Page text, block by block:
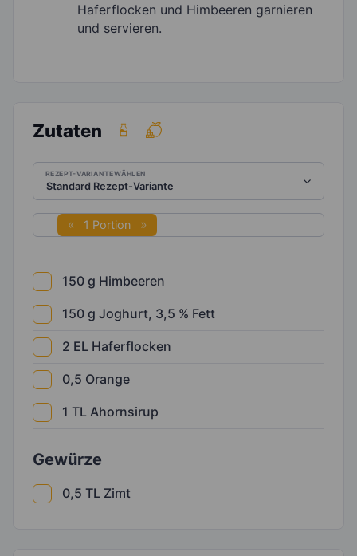
Haferflocken und Himbeeren garnieren
und servieren.
Zutaten
REZEPT-VARIANTE WÄHLEN
1 Portion
150 g Himbeeren
150 g Joghurt, 3,5 % Fett
2 EL Haferflocken
0,5 Orange
1 TL Ahornsirup
Gewürze
0,5 TL Zimt